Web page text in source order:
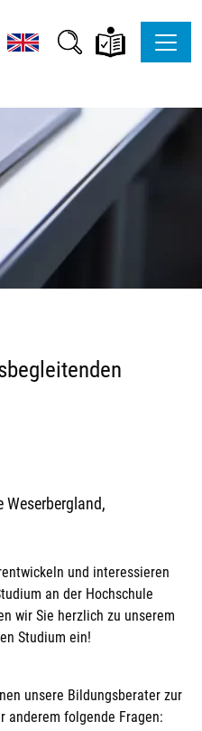
Weserbergland,
und interessieren
an der Hochschule
wir Sie herzlich zu unserem
Studium ein!
unsere Bildungsberater zur
anderem folgende Fragen: